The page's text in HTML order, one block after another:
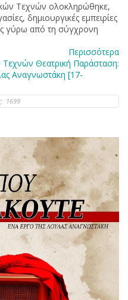
Τεχνών ολοκληρώθηκε,
δημιουργικές εμπειρίες
γύρω από τη σύγχρονη
Περισσότερα
Θεατρική Παράσταση:
Αναγνωστάκη [17-
1699